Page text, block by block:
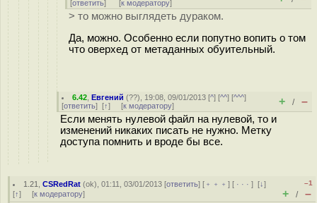
[ответить] [к модератору]
> то можно выглядеть дураком.
Да, можно. Особенно если попутно вопить о том
что оверхед от метаданных обуительный.
6.42 ,Евгений (??), 19:08, 09/01/2013 [^] [^^] [^^^]
[ответить] [↑] [к модератору] + / –
Если менять нулевой файл на нулевой, то и
изменений никаких писать не нужно. Метку
доступа помнить и вроде бы все.
1.21 ,CSRedRat (ok), 01:11, 03/01/2013 [ответить] [ ﹢﹢﹢] [ · · ·][↓]
[↑] [к модератору]
–1
+ / –